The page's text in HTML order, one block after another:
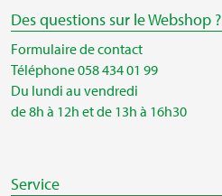
Des questions sur le Webshop ?
Formulaire de contact
Téléphone 058 434 01 99
Du lundi au vendredi
de 8h à 12h et de 13h à 16h30
Service